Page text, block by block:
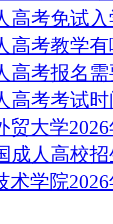
高考免试
高考教学
高考报名
高考考试
贸大学
成人高校
术学院